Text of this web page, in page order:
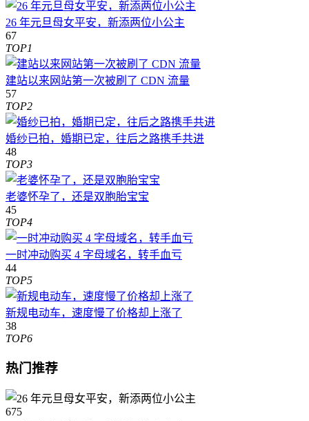
26 年元旦母女平安，新添两位小公主
67
TOP1
建站以来网站第一次被刷了 CDN 流量
57
TOP2
婚纱已拍，婚期已定，往后之路携手共进
48
TOP3
老婆怀孕了，还是双胞胎宝宝
45
TOP4
一时冲动购买 4 字母域名，转手血亏
44
TOP5
新规电动车，速度慢了价格却上涨了
38
TOP6
热门推荐
675